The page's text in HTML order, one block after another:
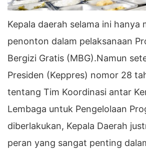
Kepala daerah selama ini hanya
penonton dalam pelaksanaan
Bergizi Gratis (MBG).Namun
Presiden (Keppres) nomor 28
tentang Tim Koordinasi antar
Lembaga untuk Pengelolaan
diberlakukan, Kepala Daerah
peran yang sangat penting